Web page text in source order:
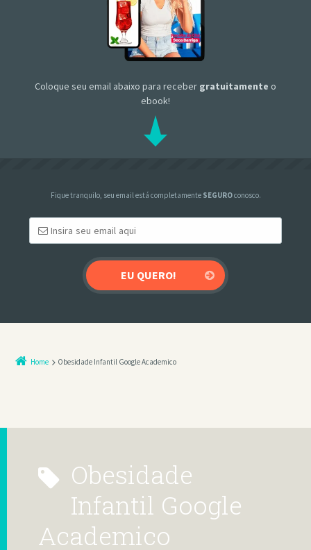
Coloque seu email abaixo para receber gratuitamente o
ebook!
Fique tranquilo, seu email está completamente SEGUROconosco.
Home Obesidade Infantil Google Academico
Obesidade
Infantil Google
Academico